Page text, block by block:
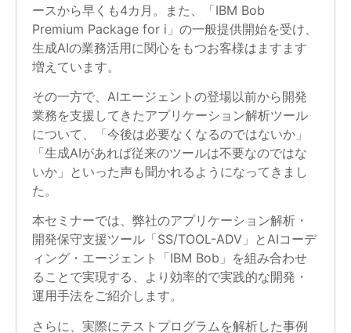
ースから早くも4カ月。また、「IBM Bob
Premium Package for i」の一般提供開始を受け、
生成AIの業務活用に関心をもつお客様はますます
増えています。
その一方で、AIエージェントの登場以前から開発
業務を支援してきたアプリケーション解析ツール
について、「今後は必要なくなるのではないか」
「生成AIがあれば従来のツールは不要なのではな
いか」といった声も聞かれるようになってきまし
た。
本セミナーでは、弊社のアプリケーション解析・
開発保守支援ツール「SS/TOOL-ADV」とAIコーデ
ィング・エージェント「IBM Bob」を組み合わせ
ることで実現する、より効率的で実践的な開発・
運用手法をご紹介します。
さらに、実際にテストプログラムを解析した事例